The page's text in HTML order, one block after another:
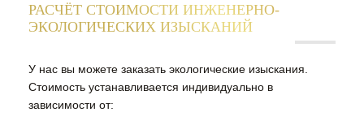
РАСЧЁТ СТОИМОСТИ ИНЖЕНЕРНО-
ЭКОЛОГИЧЕСКИХ ИЗЫСКАНИЙ
У нас вы можете заказать экологические изыскания.
Стоимость устанавливается индивидуально в
зависимости от: